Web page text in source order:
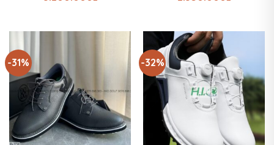
-31% -32%